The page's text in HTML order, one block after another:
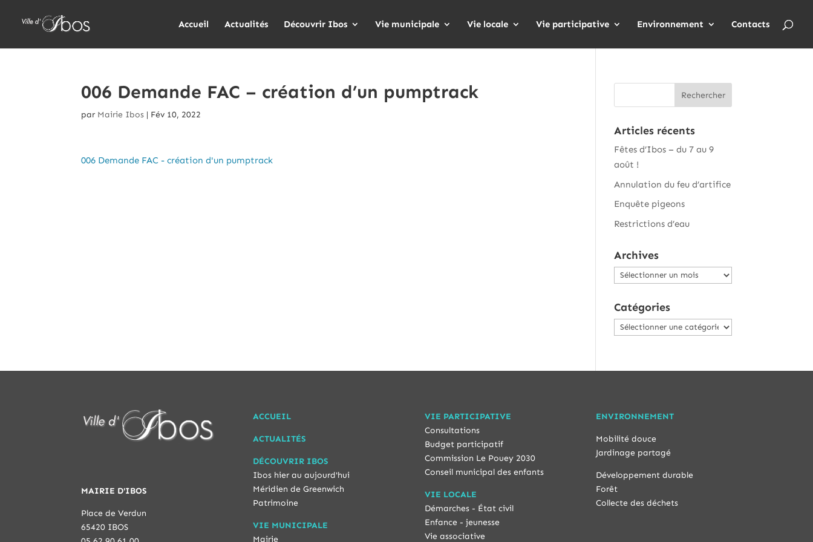
Accueil Actualités Découvrir Ibos Vie municipale Vie locale Vie participative Environnement Contacts
006 Demande FAC – création d’un pumptrack
par Mairie Ibos | Fév 10, 2022
006 Demande FAC - création d'un pumptrack
Articles récents
Fêtes d’Ibos – du 7 au 9
août !
Annulation du feu d’artifice
Enquête pigeons
Restrictions d’eau
Archives
Archives
Catégories
Catégories
MAIRIE D'IBOS
Place de Verdun
65420 IBOS
ACCUEIL
ACTUALITÉS
DÉCOUVRIR IBOS
Ibos hier au aujourd'hui
Méridien de Greenwich
Patrimoine
VIE MUNICIPALE
Mairie
VIE PARTICIPATIVE
Consultations
Budget participatif
Commission Le Pouey 2030
Conseil municipal des enfants
VIE LOCALE
Démarches - État civil
Enfance - jeunesse
Vie associative
ENVIRONNEMENT
Mobilité douce
Jardinage partagé
Développement durable
Forêt
Collecte des déchets